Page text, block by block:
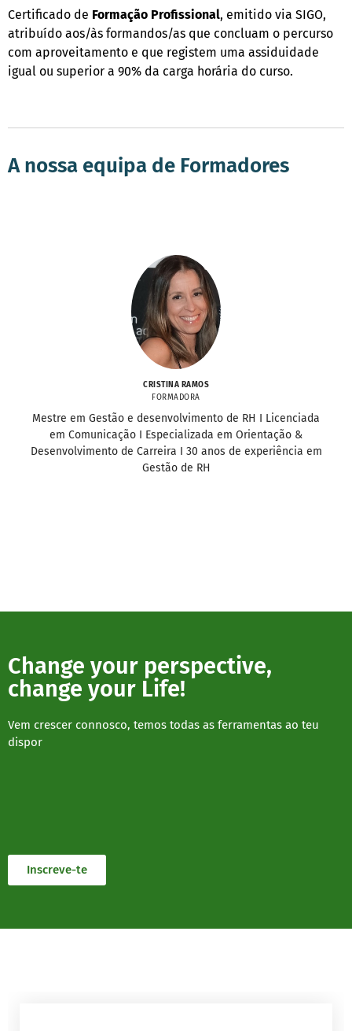
Certificado de Formação Profissional, emitido via SIGO,
atribuído aos/às formandos/as que concluam o percurso
com aproveitamento e que registem uma assiduidade
igual ou superior a 90% da carga horária do curso.
A nossa equipa de Formadores
CRISTINA RAMOS
FORMADORA
Mestre em Gestão e desenvolvimento de RH I Licenciada
em Comunicação I Especializada em Orientação &
Desenvolvimento de Carreira I 30 anos de experiência em
Gestão de RH
Change your perspective,
change your Life!
Vem crescer connosco, temos todas as ferramentas ao teu
dispor
Inscreve-te